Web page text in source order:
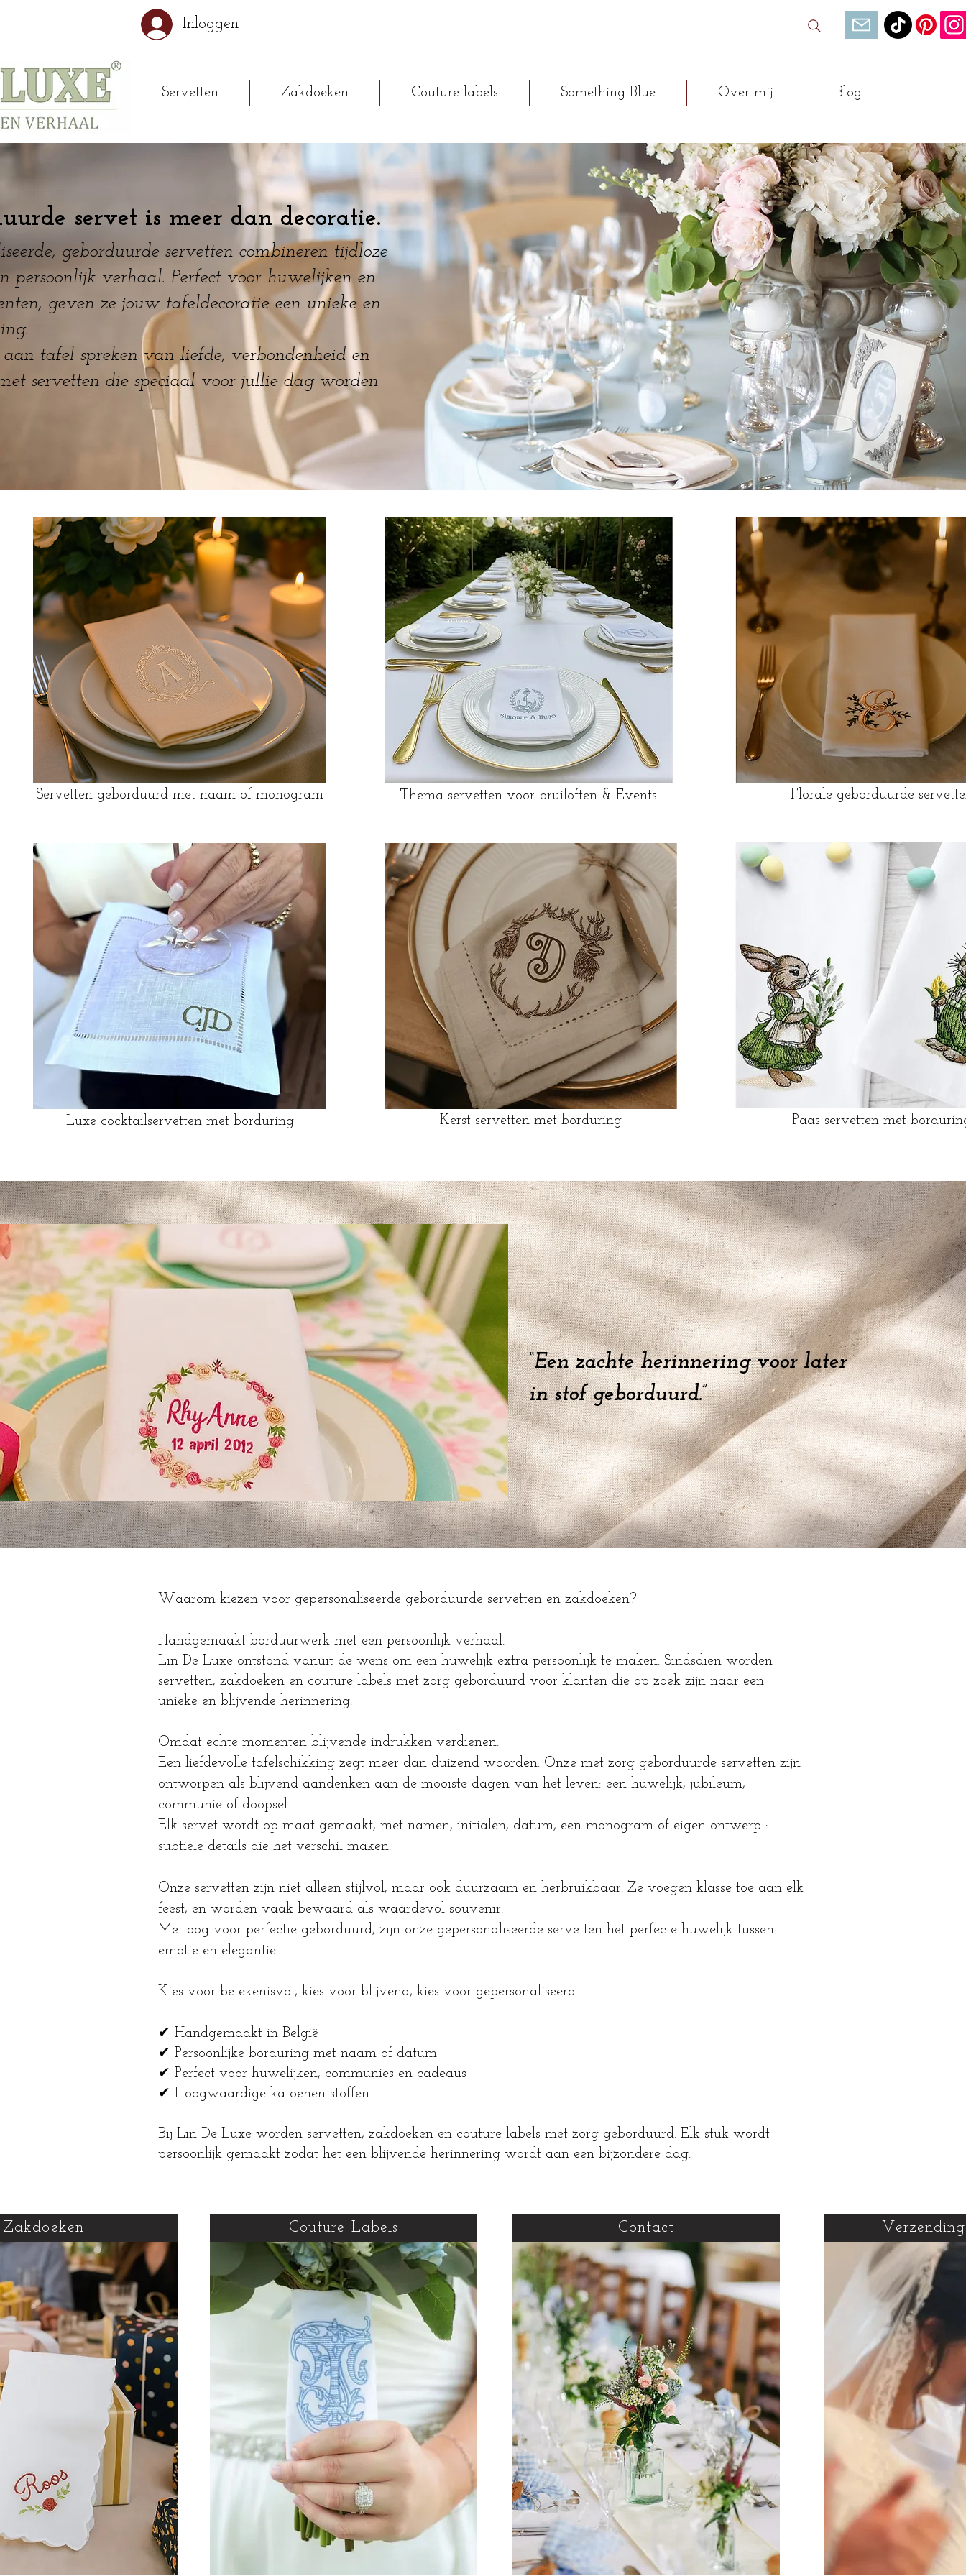
Inloggen
Servetten Zakdoeken Couture labels Something Blue Over mij Blog
servet is meer dan decoratie.
geborduurde servetten combineren tijdloze
persoonlijk verhaal. Perfect voor huwelijken en
geven ze jouw tafeldecoratie een unieke en
tafel spreken van liefde, verbondenheid en
servetten die speciaal voor jullie dag worden
Servetten geborduurd met naam of monogram
Luxe cocktailservetten met borduring
Thema servetten voor bruiloften & Events
Kerst servetten met borduring
Florale geborduurde
Paas servetten met
“Een zachte herinnering voor later
in stof geborduurd.”
Waarom kiezen voor gepersonaliseerde geborduurde servetten en zakdoeken?
Handgemaakt borduurwerk met een persoonlijk verhaal.
Lin De Luxe ontstond vanuit de wens om een huwelijk extra persoonlijk te maken. Sindsdien worden
servetten, zakdoeken en couture labels met zorg geborduurd voor klanten die op zoek zijn naar een
unieke en blijvende herinnering.
Omdat echte momenten blijvende indrukken verdienen.
Een liefdevolle tafelschikking zegt meer dan duizend woorden. Onze met zorg geborduurde servetten zijn
ontworpen als blijvend aandenken aan de mooiste dagen van het leven: een huwelijk, jubileum,
communie of doopsel.
Elk servet wordt op maat gemaakt, met namen, initialen, datum, een monogram of eigen ontwerp :
subtiele details die het verschil maken.
Onze servetten zijn niet alleen stijlvol, maar ook duurzaam en herbruikbaar. Ze voegen klasse toe aan elk
feest, en worden vaak bewaard als waardevol souvenir.
Met oog voor perfectie geborduurd, zijn onze gepersonaliseerde servetten het perfecte huwelijk tussen
emotie en elegantie.
Kies voor betekenisvol, kies voor blijvend, kies voor gepersonaliseerd.
✔ Handgemaakt in België
✔ Persoonlijke borduring met naam of datum
✔ Perfect voor huwelijken, communies en cadeaus
✔ Hoogwaardige katoenen stoffen
Bij Lin De Luxe worden servetten, zakdoeken en couture labels met zorg geborduurd. Elk stuk wordt
persoonlijk gemaakt zodat het een blijvende herinnering wordt aan een bijzondere dag.
Zakdoeken Couture Labels Contact